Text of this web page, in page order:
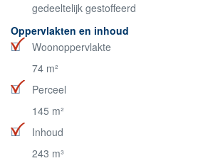
gedeeltelijk gestoffeerd
Oppervlakten en inhoud
Woonoppervlakte
74 m²
Perceel
145 m²
Inhoud
243 m³